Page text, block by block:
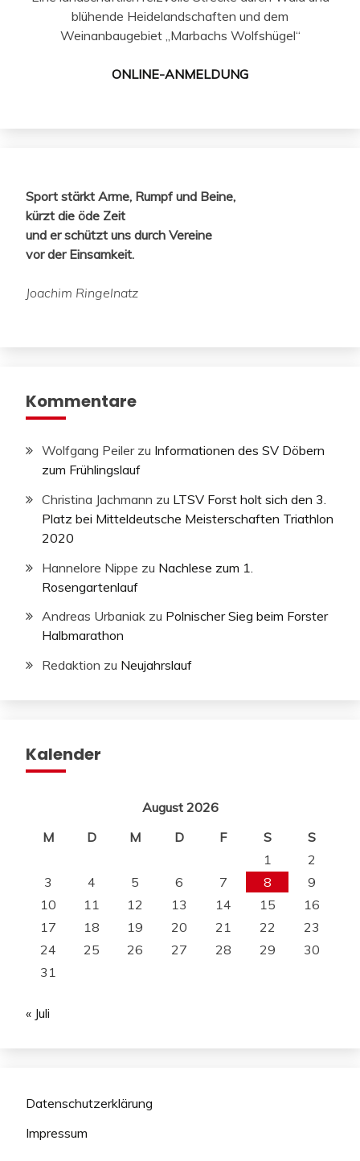
blühende Heidelandschaften und dem
Weinanbaugebiet „Marbachs Wolfshügel“
ONLINE-ANMELDUNG
Sport stärkt Arme, Rumpf und Beine,
kürzt die öde Zeit
und er schützt uns durch Vereine
vor der Einsamkeit.
Joachim Ringelnatz
Kommentare
Wolfgang Peilerzu Informationen des SV Döbern
zum Frühlingslauf
Christina Jachmann zu LTSV Forst holt sich den 3.
Platz bei Mitteldeutsche Meisterschaften Triathlon
2020
Hannelore Nippe zu Nachlese zum 1.
Rosengartenlauf
Andreas Urbaniak zu Polnischer Sieg beim Forster
Halbmarathon
Redaktion zu Neujahrslauf
Kalender
August 2026
M
D M D F S
S
1
2
3
4 5 6 7 8
9
10
11 12 13 14 15
16
17
18 19 20 21 22
23
24
25 26 27 28 29
30
31
« Juli
Datenschutzerklärung
Impressum